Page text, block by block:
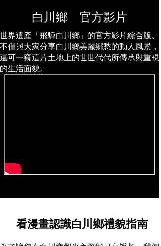
白川鄉 官方影片
世界遺產「飛驒白川鄉」的官方影片綜合版。
不僅與大家分享白川鄉美麗鄉愁的動人風景，
還可一窺這片土地上的世世代代所傳承與重視
的生活面貌。
看漫畫認識白川鄉禮貌指南